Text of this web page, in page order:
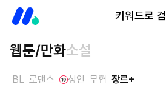
키워드로
웹툰/만화소설
BL 로맨스 성인 무협 장르+